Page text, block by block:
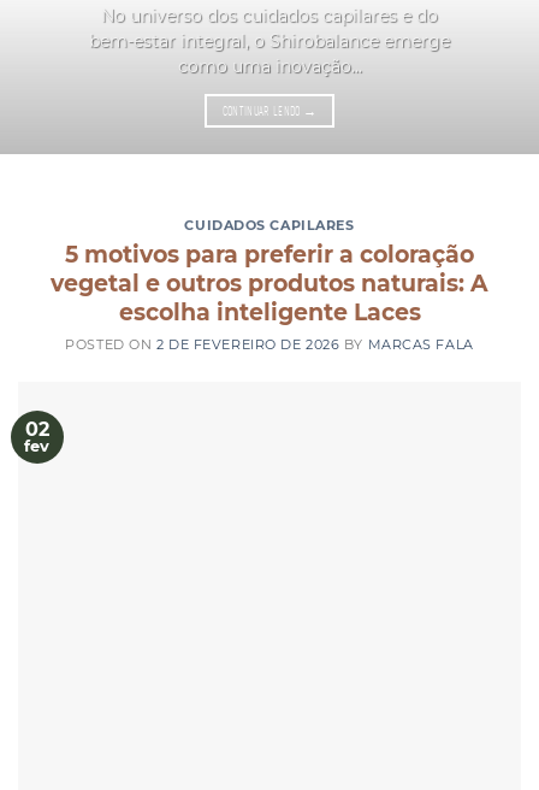
No universo dos cuidados capilares e do
bem-estar integral, o Shirobalance emerge
como uma inovação...
CONTINUAR LENDO →
CUIDADOS CAPILARES
5 motivos para preferir a coloração
vegetal e outros produtos naturais: A
escolha inteligente Laces
POSTED ON 2 DE FEVEREIRO DE 2026 BY MARCAS FALA
02
fev